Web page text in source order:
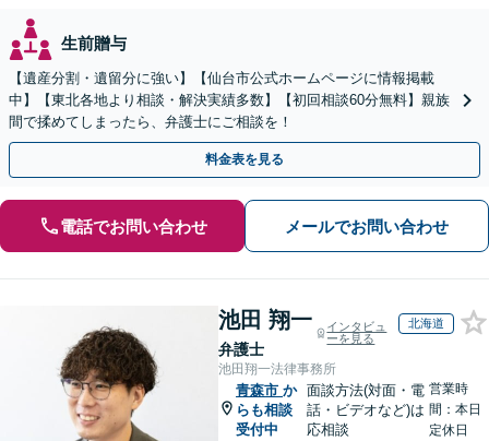
生前贈与
【遺産分割・遺留分に強い】【仙台市公式ホームページに情報掲載
中】【東北各地より相談・解決実績多数】【初回相談60分無料】親族
間で揉めてしまったら、弁護士にご相談を！
料金表を見る
電話でお問い合わせ メールでお問い合わせ
池田 翔一
弁護士
インタビュ
ーを見る
北海道
池田翔一法律事務所
青森市 か
らも相談
受付中
面談方法(対面・電
話・ビデオなど)は
応相談
営業時
間：本日
定休日